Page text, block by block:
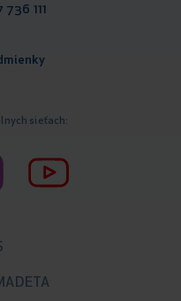
111
ienky
sieťach: